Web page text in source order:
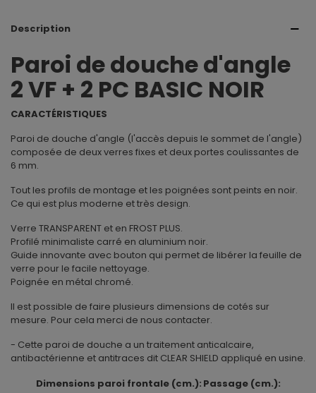
Description
Paroi de douche d'angle
2 VF + 2 PC BASIC NOIR
CARACTÉRISTIQUES
Paroi de douche d'angle (l'accès depuis le sommet de l'angle)
composée de deux verres fixes et deux portes coulissantes de
6 mm.
Tout les profils de montage et les poignées sont peints en noir.
Ce qui est plus moderne et très design.
Verre TRANSPARENT et en FROST PLUS.
Profilé minimaliste carré en aluminium noir.
Guide innovante avec bouton qui permet de libérer la feuille de
verre pour le facile nettoyage.
Poignée en métal chromé.
Il est possible de faire plusieurs dimensions de cotés sur
mesure. Pour cela merci de nous contacter.
- Cette paroi de douche a un traitement anticalcaire,
antibactérienne et antitraces dit CLEAR SHIELD appliqué en usine.
Dimensions paroi frontale (cm.): Passage (cm.):